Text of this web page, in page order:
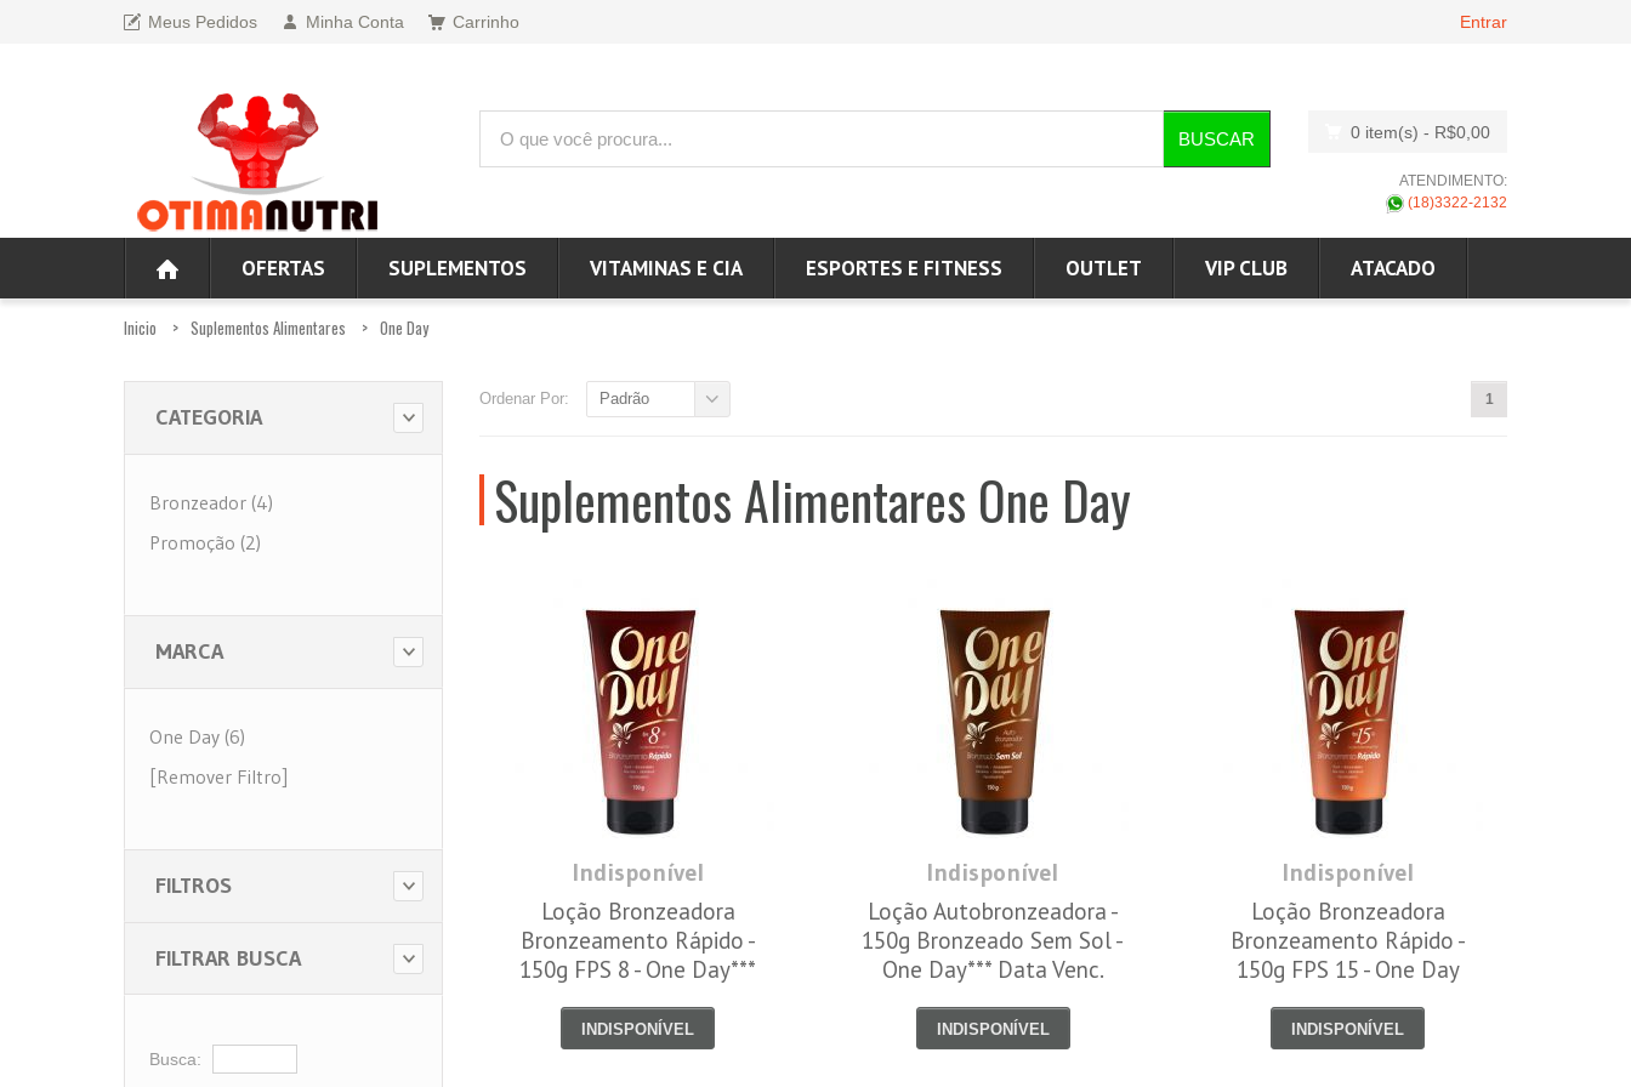
Meus Pedidos Minha Conta Carrinho Entrar
BUSCAR 0 item(s) - R$0,00
ATENDIMENTO:
(18)3322-2132
OFERTAS SUPLEMENTOS VITAMINAS E CIA ESPORTES E FITNESS OUTLET VIP CLUB ATACADO
Inicio Suplementos Alimentares One Day
CATEGORIA
Bronzeador (4)
Promoção (2)
MARCA
One Day (6)
[Remover Filtro]
FILTROS
FILTRAR BUSCA
Busca:
Ordenar Por: Padrão 1
Suplementos Alimentares One Day
Indisponível
Loção Bronzeadora
Bronzeamento Rápido -
150g FPS 8 - One Day***
INDISPONÍVEL
Indisponível
Loção Autobronzeadora -
150g Bronzeado Sem Sol -
One Day*** Data Venc.
INDISPONÍVEL
Indisponível
Loção Bronzeadora
Bronzeamento Rápido -
150g FPS 15 - One Day
INDISPONÍVEL